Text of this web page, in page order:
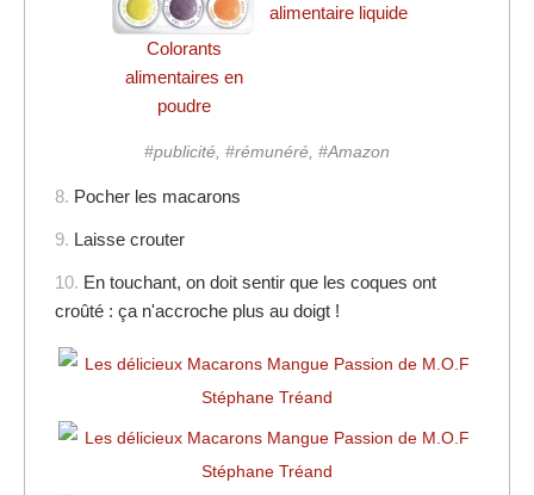
Colorants
alimentaires en
poudre
alimentaire liquide
#publicité, #rémunéré, #Amazon
8. Pocher les macarons
9. Laisse crouter
10. En touchant, on doit sentir que les coques ont
croûté : ça n'accroche plus au doigt !